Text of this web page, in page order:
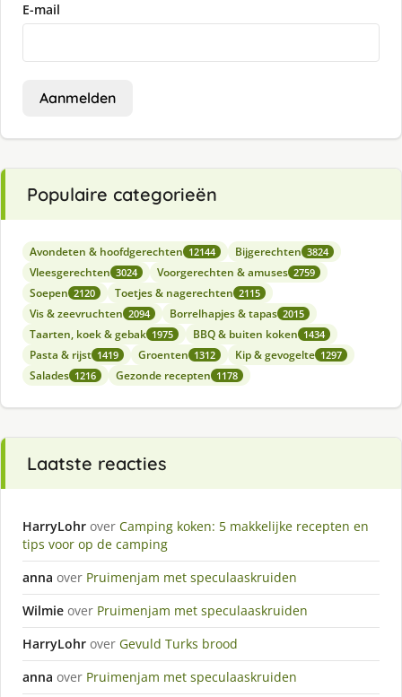
E-mail
Aanmelden
Populaire categorieën
Avondeten & hoofdgerechten 12144 Bijgerechten 3824
Vleesgerechten 3024 Voorgerechten & amuses 2759
Soepen 2120 Toetjes & nagerechten 2115
Vis & zeevruchten 2094 Borrelhapjes & tapas 2015
Taarten, koek & gebak 1975 BBQ & buiten koken 1434
Pasta & rijst 1419 Groenten 1312 Kip & gevogelte 1297
Salades 1216 Gezonde recepten 1178
Laatste reacties
HarryLohr over Camping koken: 5 makkelijke recepten en
tips voor op de camping
anna over Pruimenjam met speculaaskruiden
Wilmie over Pruimenjam met speculaaskruiden
HarryLohr over Gevuld Turks brood
anna over Pruimenjam met speculaaskruiden